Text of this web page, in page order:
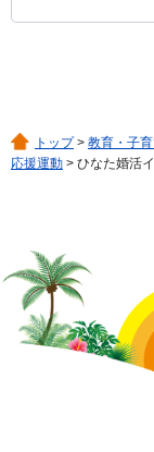
トップ> 教育・子
応援運動 > ひなた婚活